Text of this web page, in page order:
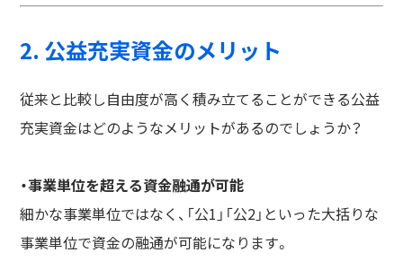
2. 公益充実資金のメリット
従来と比較し自由度が高く積み立てることができる公益
充実資金はどのようなメリットがあるのでしょうか？
・事業単位を超える資金融通が可能
細かな事業単位ではなく、「公1」「公2」といった大括りな
事業単位で資金の融通が可能になります。